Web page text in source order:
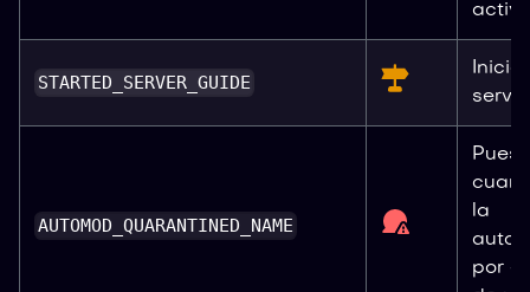
STARTED_SERVER_GUIDE
Inicio
AUTOMOD_QUARANTINED_NAME
la
por